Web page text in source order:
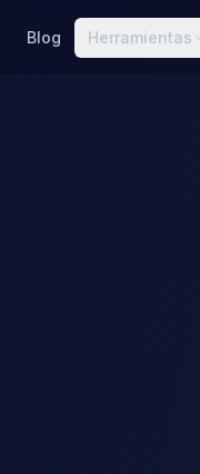
Blog Herramientas